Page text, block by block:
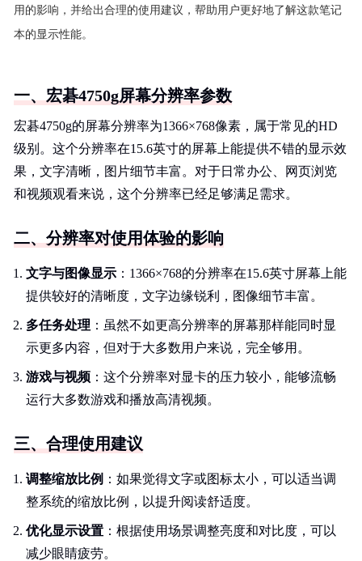
用的影响，并给出合理的使用建议，帮助用户更好地了解这款笔记
本的显示性能。
一、宏碁4750g屏幕分辨率参数
宏碁4750g的屏幕分辨率为1366×768像素，属于常见的HD
级别。这个分辨率在15.6英寸的屏幕上能提供不错的显示效
果，文字清晰，图片细节丰富。对于日常办公、网页浏览
和视频观看来说，这个分辨率已经足够满足需求。
二、分辨率对使用体验的影响
文字与图像显示 ：1366×768的分辨率在15.6英寸屏幕上能
提供较好的清晰度，文字边缘锐利，图像细节丰富。
多任务处理 ：虽然不如更高分辨率的屏幕那样能同时显
示更多内容，但对于大多数用户来说，完全够用。
游戏与视频 ：这个分辨率对显卡的压力较小，能够流畅
运行大多数游戏和播放高清视频。
三、合理使用建议
调整缩放比例 ：如果觉得文字或图标太小，可以适当调
整系统的缩放比例，以提升阅读舒适度。
优化显示设置 ：根据使用场景调整亮度和对比度，可以
减少眼睛疲劳。